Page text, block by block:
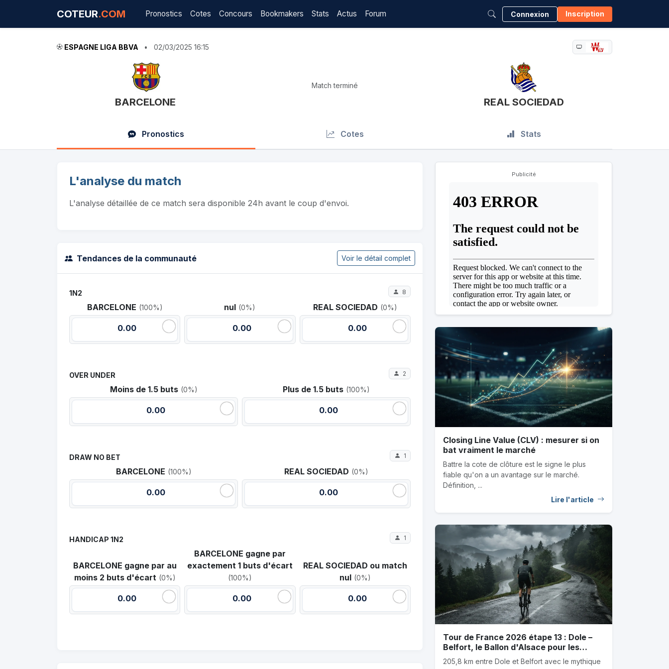
COTEUR.COM Pronostics Cotes Concours Bookmakers Stats Actus Forum Connexion Inscription
ESPAGNE LIGA BBVA • 02/03/2025 16:15
BARCELONE
Match terminé
REAL SOCIEDAD
Pronostics Cotes Stats
L'analyse du match
L'analyse détaillée de ce match sera disponible 24h avant le coup d'envoi.
Tendances de la communauté Voir le détail complet
1N2 8
BARCELONE (100%)
0.00
nul (0%)
0.00
REAL SOCIEDAD (0%)
0.00
OVER UNDER 2
Moins de 1.5 buts (0%)
0.00
Plus de 1.5 buts (100%)
0.00
DRAW NO BET 1
BARCELONE (100%)
0.00
REAL SOCIEDAD (0%)
0.00
HANDICAP 1N2 1
BARCELONE gagne par au
moins 2 buts d'écart (0%)
0.00
BARCELONE gagne par
exactement 1 buts d'écart
(100%)
0.00
REAL SOCIEDAD ou match
nul (0%)
0.00
Publicité
Closing Line Value (CLV) : mesurer si on
bat vraiment le marché
Battre la cote de clôture est le signe le plus
fiable qu'on a un avantage sur le marché.
Définition, ...
Lire l'article
Tour de France 2026 étape 13 : Dole –
Belfort, le Ballon d'Alsace pour les
baroudeurs, favoris et outsiders
205,8 km entre Dole et Belfort avec le mythique